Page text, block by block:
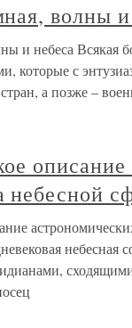
волны
и небеса Всякая
которые с
а позже –
небесной
небесная